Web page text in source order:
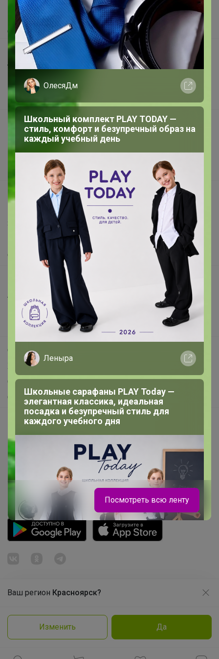
Ваш регион Красноярск?
Изменить Да
Как получить?
Доставка
Шоурумы
Торговые марки
Наша команда
В наличии
Подарочные сертификаты
Реклама на сайте
Поставщикам
support@24-ok.ru
Написать в поддержку
Защита покупателя
Помощь
О нас
Все предложения
Анонсы
Новости
Поддержка альпак
Самое выгодное
Хиты продаж
Самое желанное
Самое быстрое
Начать зарабатывать с 24-ok
Picabox.ru - Лучшее место для ваших изображений
Розыгрыш - Генератор случайных чисел
Пульс нашего маркетплейса
Укорачиватель ссылок
Политика конфиденциальности
Cоглашение пользователя
ОлесяДм
Школьный комплект PLAY TODAY —
стиль, комфорт и безупречный образ на
каждый учебный день
Леныра
Школьные сарафаны PLAY Today —
элегантная классика, идеальная
посадка и безупречный стиль для
каждого учебного дня
Леныра
Посмотреть всю ленту
Продолжая использовать этот сайт и нажимая кнопку
Принять